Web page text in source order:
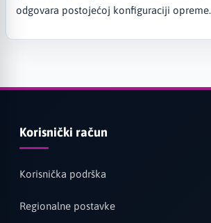
odgovara postojećoj konfiguraciji opreme.
Korisnički račun
Korisnička podrška
Regionalne postavke